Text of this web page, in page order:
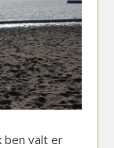
ben valt er